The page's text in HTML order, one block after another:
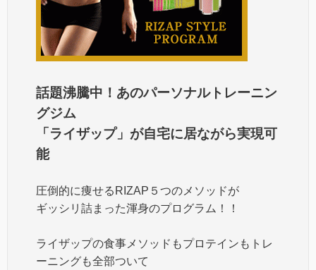
話題沸騰中！あのパーソナルトレーニン
グジム
「ライザップ」が自宅に居ながら実現可
能
圧倒的に痩せるRIZAP５つのメソッドが
ギッシリ詰まった渾身のプログラム！！
ライザップの食事メソッドもプロテインもトレ
ーニングも全部ついて